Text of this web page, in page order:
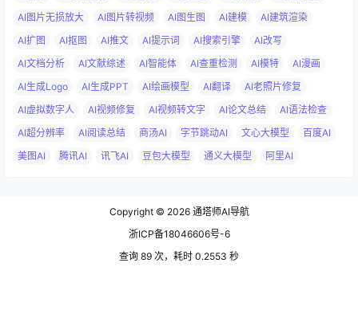
AI图片无损放大
AI图片转视频 AI图生图 AI建模
AI建筑渲染
AI扩图
AI抠图 AI推文 AI提示词 AI搜索引擎
AI改写
AI文档分析
AI文献综述 AI智能体 AI查重检测 AI模特
AI漫画
AI生成Logo
AI生成PPT AI绘画模型 AI翻译
AI老照片修复
AI虚拟数字人
AI视频修复 AI视频转文字 AI论文总结
AI语法检查
AI超分辨率
AI阅读总结 商汤AI 字节跳动AI 文心大模型
百度AI
美图AI
腾讯AI 讯飞AI 豆包大模型 通义大模型 阿里AI
Copyright © 2026通塔师AI导航
浙ICP备18046606号-6
查询 89 次，耗时 0.2553 秒